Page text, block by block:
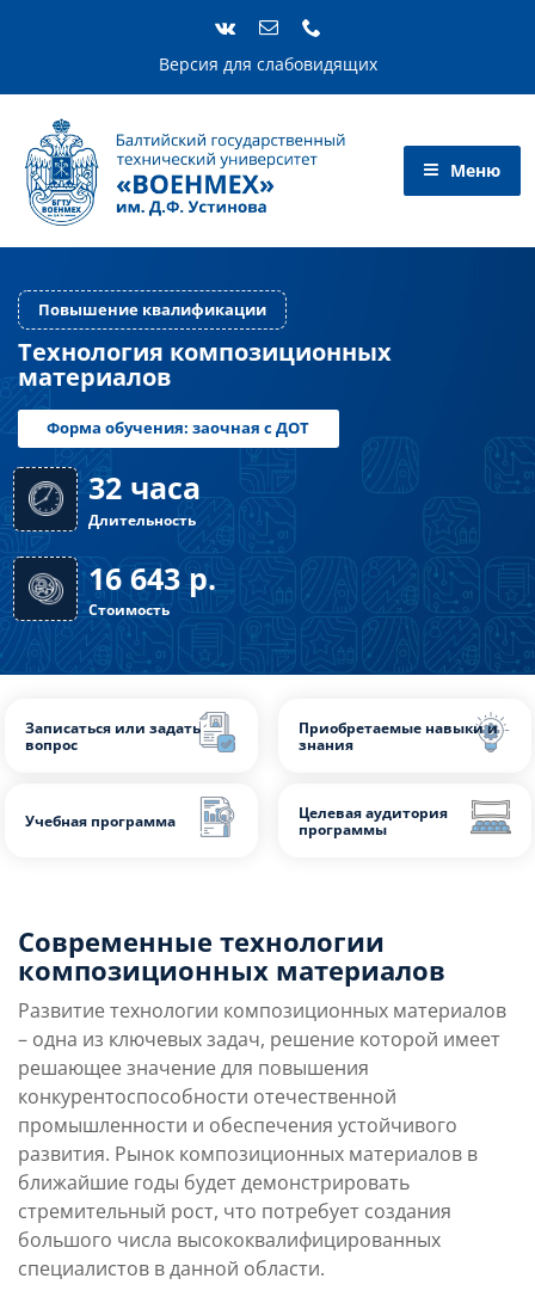
Версия для слабовидящих
Повышение квалификации
Технология композиционных
материалов
Форма обучения: заочная с ДОТ
32 часа
Длительность
16 643 р.
Учебная программа Целевая аудитория
программы
Современные технологии
композиционных материалов
Развитие технологии композиционных материалов
– одна из ключевых задач, решение которой имеет
решающее значение для повышения
конкурентоспособности отечественной
промышленности и обеспечения устойчивого
развития. Рынок композиционных материалов в
ближайшие годы будет демонстрировать
стремительный рост, что потребует создания
большого числа высококвалифицированных
специалистов в данной области.